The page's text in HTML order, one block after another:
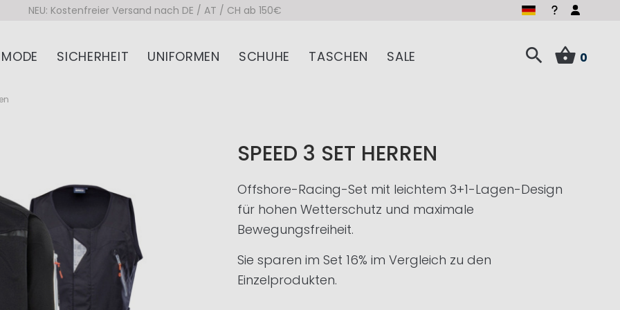
NEU: Kostenfreier Versand nach DE / AT / CH ab 150€
MODE SICHERHEIT UNIFORMEN SCHUHE TASCHEN SALE 0
SPEED 3 SET HERREN
Offshore-Racing-Set mit leichtem 3+1-Lagen-Design
für hohen Wetterschutz und maximale
Bewegungsfreiheit.
Sie sparen im Set 16% im Vergleich zu den
Einzelprodukten.